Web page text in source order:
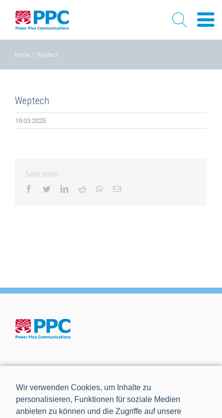
Wir verwenden Cookies, um Inhalte zu
personalisieren, Funktionen für soziale Medien
anbieten zu können und die Zugriffe auf unsere
content
Home Weptech
Weptech
19.03.2025
Seite teilen:
facebooktwitterlinkedinreddit whatsappEmail
Gateways und Kommunikationstechnik für die Digitalisierung
der Energiewende.